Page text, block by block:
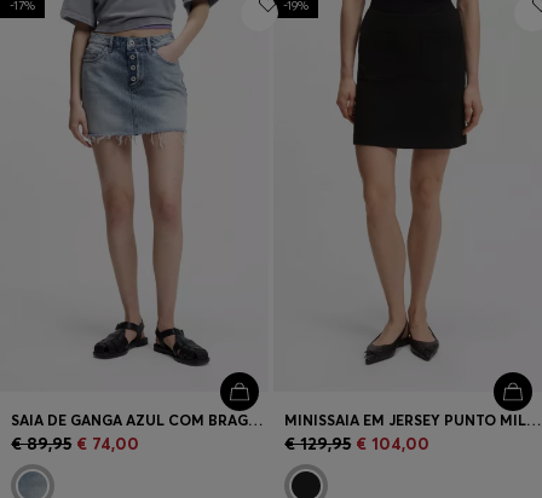
-17%
SAIA DE GANGA AZUL COM BRAGUILHA DE BOTÕES COM BOTÕES À VISTA
€ 89,95 € 74,00
-19%
MINISSAIA EM JERSEY PUNTO MILANO COM BOLSOS FRONTAIS
€ 129,95 € 104,00